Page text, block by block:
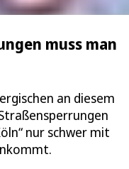
muss man
an diesem
nur schwer mit